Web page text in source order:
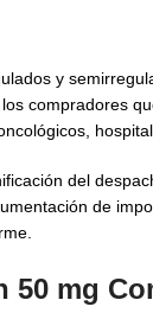
y
compradores
del
de
50 mg